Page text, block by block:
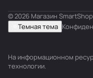
© 2026 Магазин
Темная тема
На информационном
технологии.